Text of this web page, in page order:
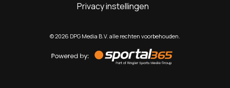
Privacy instellingen
©2026 DPG Media B.V. alle rechten voorbehouden.
by
Sportal365